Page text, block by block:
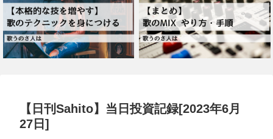
【日刊Sahito】当日投資記録[2023年6月
27日]